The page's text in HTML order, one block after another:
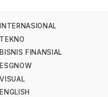
INTERNASIONAL
TEKNO
BISNIS FINANSIAL
ESGNOW
VISUAL
ENGLISH